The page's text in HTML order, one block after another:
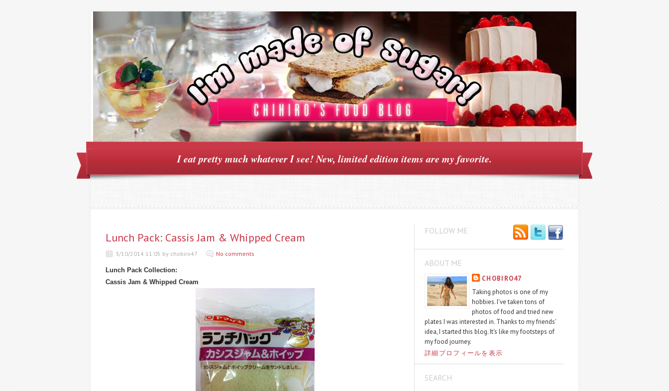
I eat pretty much whatever I see! New, limited edition items are my favorite.
Lunch Pack: Cassis Jam & Whipped Cream
3/10/2014 11:05 by chobiro47 No comments
Lunch Pack Collection:
Cassis Jam & Whipped Cream
FOLLOW ME
ABOUT ME
CHOBIRO47
Taking photos is one of my
hobbies. I've taken tons of
photos of food and tried new
plates I was interested in. Thanks to my friends'
idea, I started this blog. It's like my footsteps of
my food journey.
詳細プロフィールを表示
SEARCH